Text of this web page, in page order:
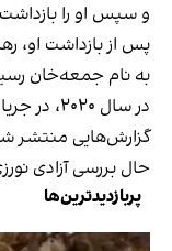
و سپس او را
پس از بازداشت او،
به نام جمعه‌خان رسید که او
در سال
گزارش‌هایی منتشر
حال بررسی آزادی
پربازدیدترین‌ها